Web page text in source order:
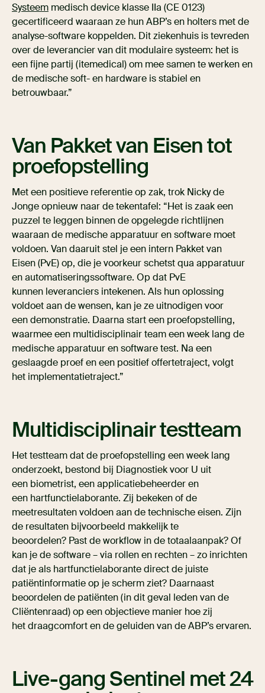
Systeem medisch device klasse IIa (CE 0123)
gecertificeerd waaraan ze hun ABP’s en holters met de
analyse-software koppelden. Dit ziekenhuis is tevreden
over de leverancier van dit modulaire systeem: het is
een fijne partij (itemedical) om mee samen te werken en
de medische soft- en hardware is stabiel en
betrouwbaar.”
Van Pakket van Eisen tot
proefopstelling
Met een positieve referentie op zak, trok Nicky de
Jonge opnieuw naar de tekentafel: “Het is zaak een
puzzel te leggen binnen de opgelegde richtlijnen
waaraan de medische apparatuur en software moet
voldoen. Van daaruit stel je een intern Pakket van
Eisen (PvE) op, die je voorkeur schetst qua apparatuur
en automatiseringssoftware. Op dat PvE
kunnen leveranciers intekenen. Als hun oplossing
voldoet aan de wensen, kan je ze uitnodigen voor
een demonstratie. Daarna start een proefopstelling,
waarmee een multidisciplinair team een week lang de
medische apparatuur en software test. Na een
geslaagde proef en een positief offertetraject, volgt
het implementatietraject.”
Multidisciplinair testteam
Het testteam dat de proefopstelling een week lang
onderzoekt, bestond bij Diagnostiek voor U uit
een biometrist, een applicatiebeheerder en
een hartfunctielaborante. Zij bekeken of de
meetresultaten voldoen aan de technische eisen. Zijn
de resultaten bijvoorbeeld makkelijk te
beoordelen? Past de workflow in de totaalaanpak? Of
kan je de software – via rollen en rechten – zo inrichten
dat je als hartfunctielaborante direct de juiste
patiëntinformatie op je scherm ziet? Daarnaast
beoordelen de patiënten (in dit geval leden van de
Cliëntenraad) op een objectieve manier hoe zij
het draagcomfort en de geluiden van de ABP’s ervaren.
Live-gang Sentinel met 24